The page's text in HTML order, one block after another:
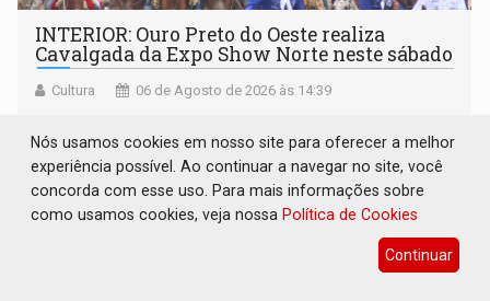
INTERIOR: Ouro Preto do Oeste realiza
Cavalgada da Expo Show Norte neste sábado
Cultura 06 de Agosto de 2026 às 14:39
programação da Expo Show Norte 2026 e deve reunir
milhares de participantes e espectadores no município
Nós usamos cookies em nosso site para oferecer a melhor
experiência possível. Ao continuar a navegar no site, você
concorda com esse uso. Para mais informações sobre
como usamos cookies, veja nossa Política de Cookies
Continuar